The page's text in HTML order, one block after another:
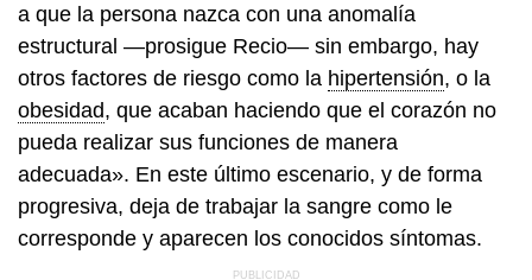
a que la persona nazca con una anomalía
estructural —prosigue Recio— sin embargo, hay
otros factores de riesgo como la hipertensión, o la
obesidad, que acaban haciendo que el corazón no
pueda realizar sus funciones de manera
adecuada». En este último escenario, y de forma
progresiva, deja de trabajar la sangre como le
corresponde y aparecen los conocidos síntomas.